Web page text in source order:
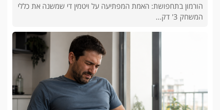
הורמון בתחפושת: האמת המפתיעה על ויטמין די שמשנה את כללי
המשחק 3' דק...